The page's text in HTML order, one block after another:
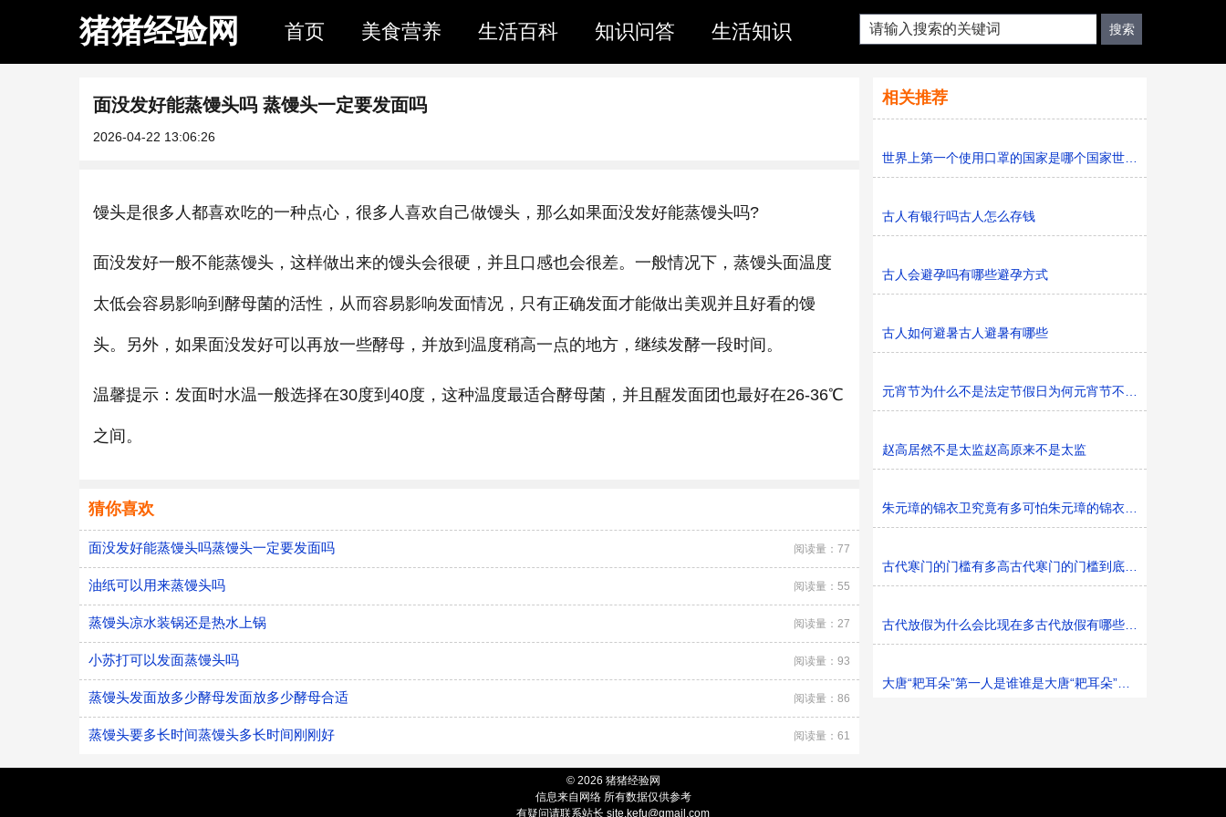
猪猪经验网 首页 美食营养 生活百科 知识问答 生活知识
面没发好能蒸馒头吗 蒸馒头一定要发面吗
2026-04-22 13:06:26
馒头是很多人都喜欢吃的一种点心，很多人喜欢自己做馒头，那么如果面没发好能蒸馒头吗?
面没发好一般不能蒸馒头，这样做出来的馒头会很硬，并且口感也会很差。一般情况下，蒸馒头面温度
太低会容易影响到酵母菌的活性，从而容易影响发面情况，只有正确发面才能做出美观并且好看的馒
头。另外，如果面没发好可以再放一些酵母，并放到温度稍高一点的地方，继续发酵一段时间。
温馨提示：发面时水温一般选择在30度到40度，这种温度最适合酵母菌，并且醒发面团也最好在26-36℃
之间。
猜你喜欢
面没发好能蒸馒头吗蒸馒头一定要发面吗 阅读量：77
油纸可以用来蒸馒头吗 阅读量：55
蒸馒头凉水装锅还是热水上锅 阅读量：27
小苏打可以发面蒸馒头吗 阅读量：93
蒸馒头发面放多少酵母发面放多少酵母合适 阅读量：86
蒸馒头要多长时间蒸馒头多长时间刚刚好 阅读量：61
相关推荐
世界上第一个使用口罩的国家是哪个国家世界上第一只口罩
古人有银行吗古人怎么存钱
古人会避孕吗有哪些避孕方式
古人如何避暑古人避暑有哪些
元宵节为什么不是法定节假日为何元宵节不是法定节假日
赵高居然不是太监赵高原来不是太监
朱元璋的锦衣卫究竟有多可怕朱元璋的锦衣卫可怕吗
古代寒门的门槛有多高古代寒门的门槛到底有多高
古代放假为什么会比现在多古代放假有哪些节日可放
大唐“耙耳朵”第一人是谁谁是大唐“耙耳朵”第一人
© 2026 猪猪经验网
信息来自网络 所有数据仅供参考
有疑问请联系站长 site.kefu@gmail.com